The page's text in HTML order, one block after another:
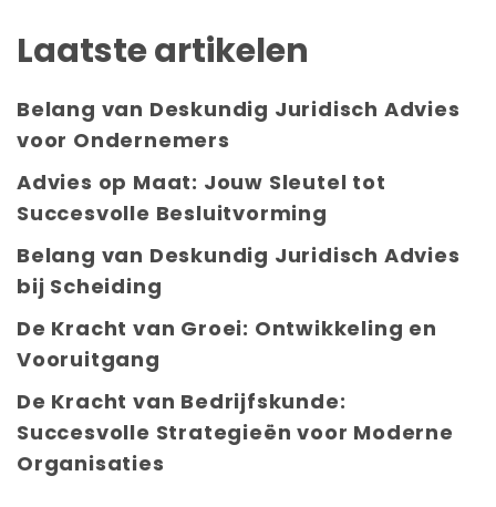
Laatste artikelen
Belang van Deskundig Juridisch Advies
voor Ondernemers
Advies op Maat: Jouw Sleutel tot
Succesvolle Besluitvorming
Belang van Deskundig Juridisch Advies
bij Scheiding
De Kracht van Groei: Ontwikkeling en
Vooruitgang
De Kracht van Bedrijfskunde:
Succesvolle Strategieën voor Moderne
Organisaties